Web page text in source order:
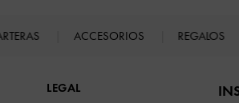
ACCESORIOS REGALOS
LEGAL